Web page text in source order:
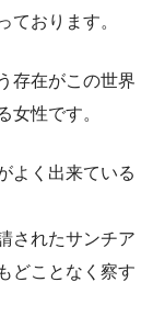
ております。
存在がこの世界
女性です。
よく出来ている
されたサンチア
どことなく察す